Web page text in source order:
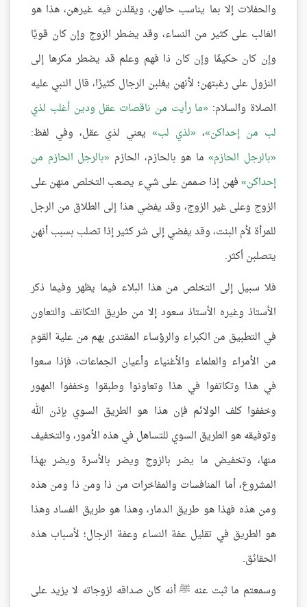
والحفلات إلا بما يناسب حالهن، ويقلدن فيه غيرهن، هذا هو
الغالب على كثير من النساء، وقد يضطر الزوج وإن كان قويًا
وإن كان حكيمًا وإن كان ذا فهم وعلم قد يضطر مكرها إلى
النزول على رغبتهن؛ لأنهن يغلبن الرجال كثيرًا، قال النبي عليه
الصلاة والسلام: ما رأيت من ناقصات عقل ودين أغلب لذي
لب من إحداكن ، لذي لب
يعني لذي عقل، وفي لفظ:
بالرجل الحازم ما هو بالحازم، الحازم بالرجل الحازم من
إحداكن فهن إذا صممن على شيء يصعب التخلص منهن على
الزوج وعلى غير الزوج، وقد يفضي هذا إلى الطلاق من الرجل
للمرأة لأم البنت، وقد يفضي إلى شر كثير إذا تصلب بسبب أنهن
يتصلبن أكثر.
فلا سبيل إلى التخلص من هذا البلاء فيما يظهر وفيما ذكر
الأستاذ وغيره الأستاذ سعود إلا من طريق التكاتف والتعاون
في التطبيق من الكبراء والرؤساء المقتدى بهم من علية القوم
من الأمراء والعلماء والأغنياء وأعيان الجماعات، فإذا سعوا
في هذا وتكاتفوا في هذا وتعاونوا وطبقوا وخففوا المهور
وخففوا كلف الولائم فإن هذا هو الطريق السوي بإذن الله
وتوفيقه هو الطريق السوي للتساهل في هذه الأمور، والتخفيف
منها، وتخفيض ما يضر بالزوج ويضر بالأسرة ويضر بهذا
المشروع، أما المنافسات والمفاخرات من ذا ومن ذا ومن هذه
ومن هذه فهذا هو طريق الدمار، وهذا هو طريق الفساد وهذا
هو الطريق في تقليل عفة النساء وعفة الرجال؛ لأسباب هذه
الحقائق.
وسمعتم ما ثبت عنه ﷺ أنه كان صداقه لزوجاته لا يزيد على